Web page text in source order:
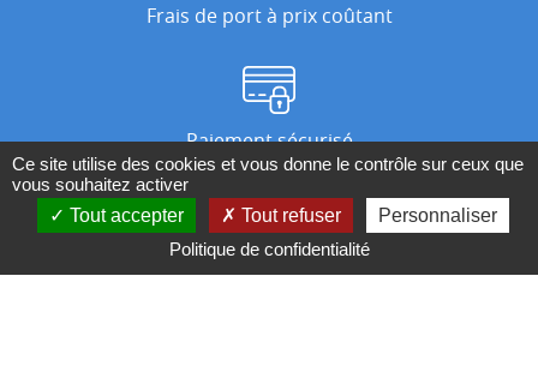
Frais de port à prix coûtant
Paiement sécurisé
Nos magasins
Ce site utilise des cookies et vous donne le contrôle sur ceux que
vous souhaitez activer
Tout accepter
Tout refuser
Personnaliser
Politique de confidentialité